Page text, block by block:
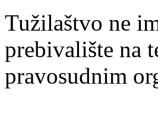
Tužilaštvo ne
prebivalište na
pravosudnim